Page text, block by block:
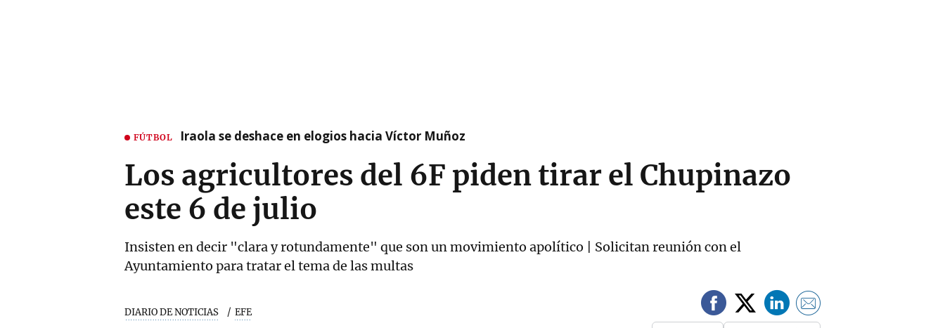
FÚTBOL Iraola se deshace en elogios hacia Víctor Muñoz
Los agricultores del 6F piden tirar el Chupinazo
este 6 de julio
Insisten en decir "clara y rotundamente" que son un movimiento apolítico | Solicitan reunión con el
Ayuntamiento para tratar el tema de las multas
DIARIO DE NOTICIAS EFE